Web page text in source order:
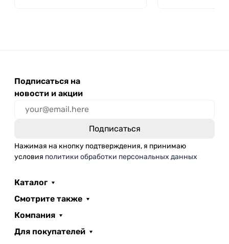
Подписаться на
новости и акции
Нажимая на кнопку подтверждения, я принимаю
условия политики обработки персональных данных
Каталог
Смотрите также
Компания
Для покупателей